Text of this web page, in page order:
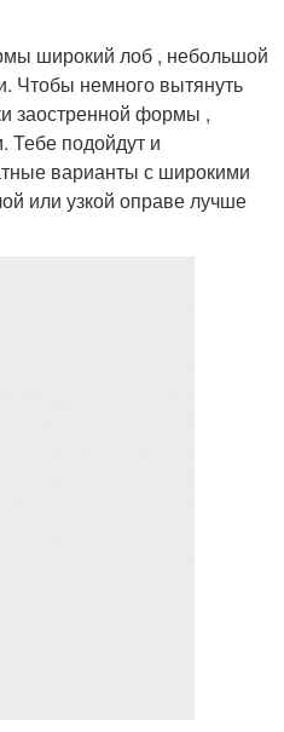
широкий лоб , небольшой
Чтобы немного вытянуть
заостренной формы ,
Тебе подойдут и
варианты с широкими
или узкой оправе лучше